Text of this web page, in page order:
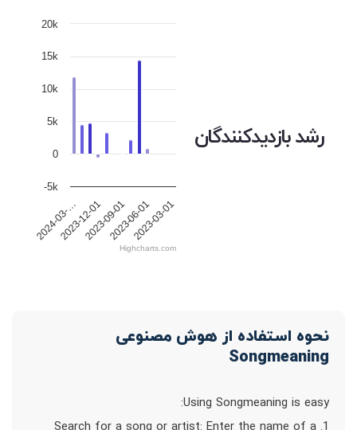
رشد بازدیدکنندگان
2024-03-…2023-12-012023-09-012023-06-012023-03-01
-5k
0
5k
10k
15k
20k
Highcharts.com
نحوه استفاده از هوش مصنوعی
Songmeaning
Using Songmeaning is easy: